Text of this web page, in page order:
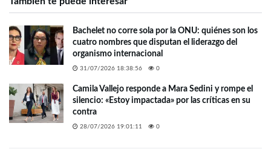
Bachelet no corre sola por la ONU: quiénes son los
cuatro nombres que disputan el liderazgo del
organismo internacional
31/07/2026 18:38:56 0
Camila Vallejo responde a Mara Sedini y rompe el
silencio: «Estoy impactada» por las críticas en su
contra
28/07/2026 19:01:11 0